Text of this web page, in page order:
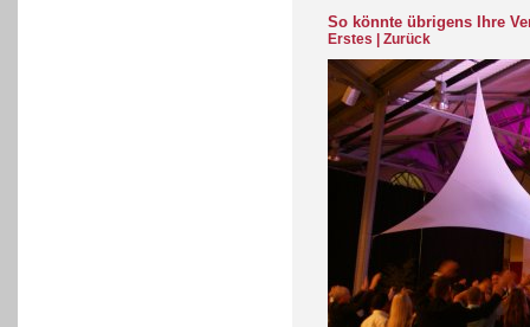
So könnte übrigens Ihre
Erstes Zurück